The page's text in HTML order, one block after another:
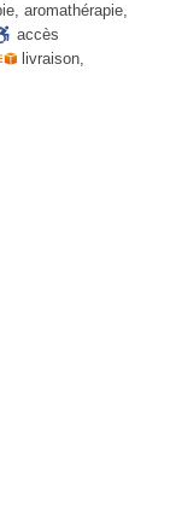
, aromathérapie,
accès
livraison,